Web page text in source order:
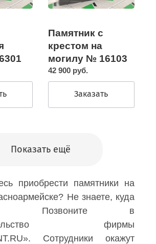
Памятник с
крестом на
могилу № 16103
42 900 руб.
Заказать
Показать ещё
приобрести памятники на
Не знаете, куда
Позвоните в
фирмы
Сотрудники окажут